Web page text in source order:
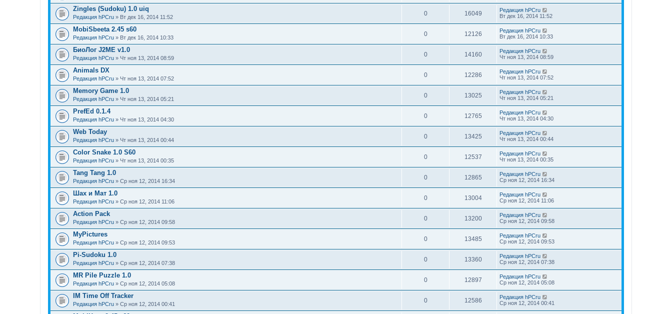
Zingles (Sudoku) 1.0 uiq
Редакция hPCru » Вт дек 16, 2014 11:52
0 16049
Редакция hPCru
Вт дек 16, 2014 11:52
MobiSbeeta 2.45 s60
Редакция hPCru » Вт дек 16, 2014 10:33
0 12126
Редакция hPCru
Вт дек 16, 2014 10:33
БиоЛог J2ME v1.0
Редакция hPCru » Чт ноя 13, 2014 08:59
0 14160
Редакция hPCru
Чт ноя 13, 2014 08:59
Animals DX
Редакция hPCru » Чт ноя 13, 2014 07:52
0 12286
Редакция hPCru
Чт ноя 13, 2014 07:52
Memory Game 1.0
Редакция hPCru » Чт ноя 13, 2014 05:21
0 13025
Редакция hPCru
Чт ноя 13, 2014 05:21
PrefEd 0.1.4
Редакция hPCru » Чт ноя 13, 2014 04:30
0 12765
Редакция hPCru
Чт ноя 13, 2014 04:30
Web Today
Редакция hPCru » Чт ноя 13, 2014 00:44
0 13425
Редакция hPCru
Чт ноя 13, 2014 00:44
Color Snake 1.0 S60
Редакция hPCru » Чт ноя 13, 2014 00:35
0 12537
Редакция hPCru
Чт ноя 13, 2014 00:35
Tang Tang 1.0
Редакция hPCru » Ср ноя 12, 2014 16:34
0 12865
Редакция hPCru
Ср ноя 12, 2014 16:34
Шах и Мат 1.0
Редакция hPCru » Ср ноя 12, 2014 11:06
0 13004
Редакция hPCru
Ср ноя 12, 2014 11:06
Action Pack
Редакция hPCru » Ср ноя 12, 2014 09:58
0 13200
Редакция hPCru
Ср ноя 12, 2014 09:58
MyPictures
Редакция hPCru » Ср ноя 12, 2014 09:53
0 13485
Редакция hPCru
Ср ноя 12, 2014 09:53
Pi-Sudoku 1.0
Редакция hPCru » Ср ноя 12, 2014 07:38
0 13360
Редакция hPCru
Ср ноя 12, 2014 07:38
MR Pile Puzzle 1.0
Редакция hPCru » Ср ноя 12, 2014 05:08
0 12897
Редакция hPCru
Ср ноя 12, 2014 05:08
IM Time Off Tracker
Редакция hPCru » Ср ноя 12, 2014 00:41
0 12586
Редакция hPCru
Ср ноя 12, 2014 00:41